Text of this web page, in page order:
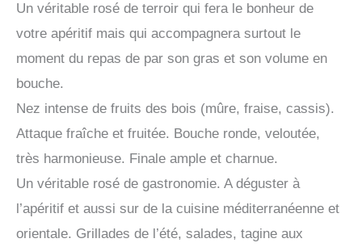
Un véritable rosé de terroir qui fera le bonheur de
votre apéritif mais qui accompagnera surtout le
moment du repas de par son gras et son volume en
bouche.
Nez intense de fruits des bois (mûre, fraise, cassis).
Attaque fraîche et fruitée. Bouche ronde, veloutée,
très harmonieuse. Finale ample et charnue.
Un véritable rosé de gastronomie. A déguster à
l’apéritif et aussi sur de la cuisine méditerranéenne et
orientale. Grillades de l’été, salades, tagine aux